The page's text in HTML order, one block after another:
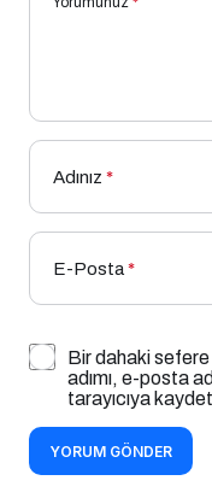
Adınız *
E-Posta*
Bir dahaki sefere
adımı, e-posta
tarayıcıya
YORUM GÖNDER